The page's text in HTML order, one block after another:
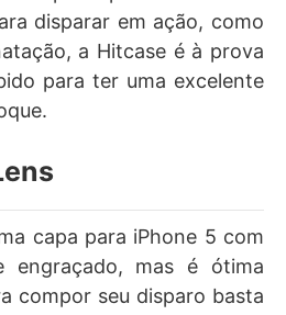
disparar em ação, como
a Hitcase é à prova
para ter uma excelente
capa para iPhone 5 com
engraçado, mas é ótima
compor seu disparo basta